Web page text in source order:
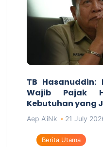
TB Hasanuddin:
Wajib Pajak
Kebutuhan yang
Aep A'iNk 21 July
Berita Utama